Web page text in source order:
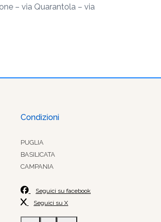
– via Quarantola – via
Condizioni
PUGLIA
BASILICATA
CAMPANIA
Seguici su facebook
Seguici su X